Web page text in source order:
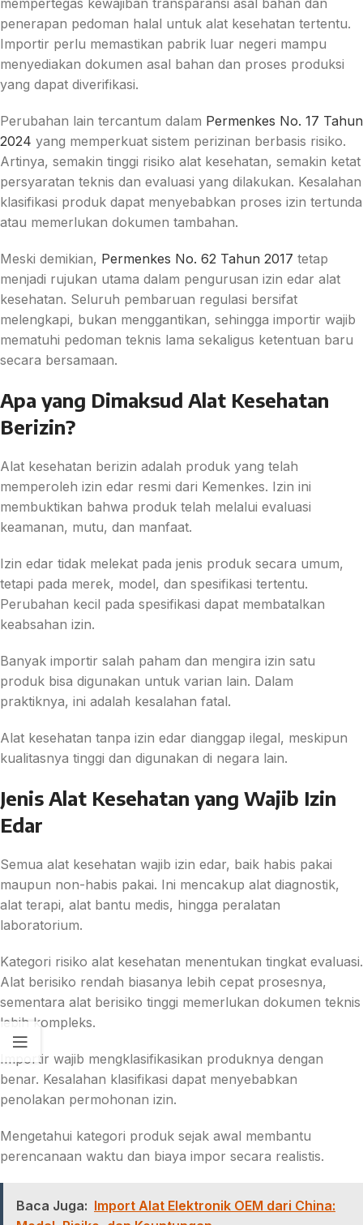
mempertegas kewajiban transparansi asal bahan dan
penerapan pedoman halal untuk alat kesehatan tertentu.
Importir perlu memastikan pabrik luar negeri mampu
menyediakan dokumen asal bahan dan proses produksi
yang dapat diverifikasi.
Perubahan lain tercantum dalam Permenkes No. 17 Tahun
2024 yang memperkuat sistem perizinan berbasis risiko.
Artinya, semakin tinggi risiko alat kesehatan, semakin ketat
persyaratan teknis dan evaluasi yang dilakukan. Kesalahan
klasifikasi produk dapat menyebabkan proses izin tertunda
atau memerlukan dokumen tambahan.
Meski demikian, Permenkes No. 62 Tahun 2017 tetap
menjadi rujukan utama dalam pengurusan izin edar alat
kesehatan. Seluruh pembaruan regulasi bersifat
melengkapi, bukan menggantikan, sehingga importir wajib
mematuhi pedoman teknis lama sekaligus ketentuan baru
secara bersamaan.
Apa yang Dimaksud Alat Kesehatan
Berizin?
Alat kesehatan berizin adalah produk yang telah
memperoleh izin edar resmi dari Kemenkes. Izin ini
membuktikan bahwa produk telah melalui evaluasi
keamanan, mutu, dan manfaat.
Izin edar tidak melekat pada jenis produk secara umum,
tetapi pada merek, model, dan spesifikasi tertentu.
Perubahan kecil pada spesifikasi dapat membatalkan
keabsahan izin.
Banyak importir salah paham dan mengira izin satu
produk bisa digunakan untuk varian lain. Dalam
praktiknya, ini adalah kesalahan fatal.
Alat kesehatan tanpa izin edar dianggap ilegal, meskipun
kualitasnya tinggi dan digunakan di negara lain.
Jenis Alat Kesehatan yang Wajib Izin
Edar
Semua alat kesehatan wajib izin edar, baik habis pakai
maupun non-habis pakai. Ini mencakup alat diagnostik,
alat terapi, alat bantu medis, hingga peralatan
laboratorium.
Kategori risiko alat kesehatan menentukan tingkat evaluasi.
Alat berisiko rendah biasanya lebih cepat prosesnya,
sementara alat berisiko tinggi memerlukan dokumen teknis
lebih kompleks.
Importir wajib mengklasifikasikan produknya dengan
benar. Kesalahan klasifikasi dapat menyebabkan
penolakan permohonan izin.
Mengetahui kategori produk sejak awal membantu
perencanaan waktu dan biaya impor secara realistis.
Baca Juga: Import Alat Elektronik OEM dari China: